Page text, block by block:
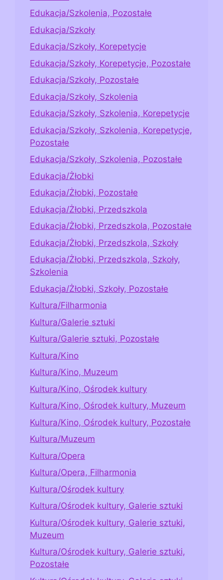
Edukacja/Szkolenia, Pozostałe
Edukacja/Szkoły
Edukacja/Szkoły, Korepetycje
Edukacja/Szkoły, Korepetycje, Pozostałe
Edukacja/Szkoły, Pozostałe
Edukacja/Szkoły, Szkolenia
Edukacja/Szkoły, Szkolenia, Korepetycje
Edukacja/Szkoły, Szkolenia, Korepetycje,
Pozostałe
Edukacja/Szkoły, Szkolenia, Pozostałe
Edukacja/Żłobki
Edukacja/Żłobki, Pozostałe
Edukacja/Żłobki, Przedszkola
Edukacja/Żłobki, Przedszkola, Pozostałe
Edukacja/Żłobki, Przedszkola, Szkoły
Edukacja/Żłobki, Przedszkola, Szkoły,
Szkolenia
Edukacja/Żłobki, Szkoły, Pozostałe
Kultura/Filharmonia
Kultura/Galerie sztuki
Kultura/Galerie sztuki, Pozostałe
Kultura/Kino
Kultura/Kino, Muzeum
Kultura/Kino, Ośrodek kultury
Kultura/Kino, Ośrodek kultury, Muzeum
Kultura/Kino, Ośrodek kultury, Pozostałe
Kultura/Muzeum
Kultura/Opera
Kultura/Opera, Filharmonia
Kultura/Ośrodek kultury
Kultura/Ośrodek kultury, Galerie sztuki
Kultura/Ośrodek kultury, Galerie sztuki,
Muzeum
Kultura/Ośrodek kultury, Galerie sztuki,
Pozostałe